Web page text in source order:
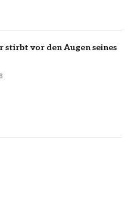
stirbt vor den Augen seines